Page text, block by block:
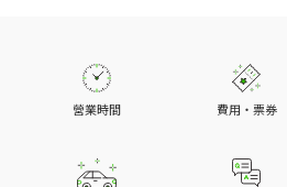
營業時間 費用・票券